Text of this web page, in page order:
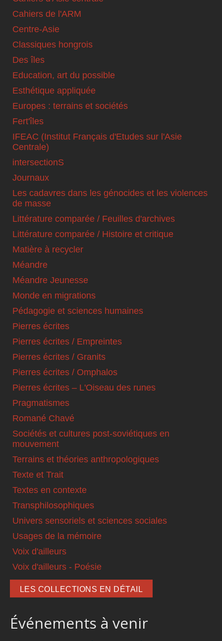
Cahiers de l'ARM
Centre-Asie
Classiques hongrois
Des îles
Education, art du possible
Esthétique appliquée
Europes : terrains et sociétés
Fert'îles
IFEAC (Institut Français d'Etudes sur l'Asie
Centrale)
intersectionS
Journaux
Les cadavres dans les génocides et les violences
de masse
Littérature comparée / Feuilles d'archives
Littérature comparée / Histoire et critique
Matière à recycler
Méandre
Méandre Jeunesse
Monde en migrations
Pédagogie et sciences humaines
Pierres écrites
Pierres écrites / Empreintes
Pierres écrites / Granits
Pierres écrites / Omphalos
Pierres écrites – L'Oiseau des runes
Pragmatismes
Romané Chavé
Sociétés et cultures post-soviétiques en
mouvement
Terrains et théories anthropologiques
Texte et Trait
Textes en contexte
Transphilosophiques
Univers sensoriels et sciences sociales
Usages de la mémoire
Voix d'ailleurs
Voix d'ailleurs - Poésie
LES COLLECTIONS EN DÉTAIL
Événements à venir